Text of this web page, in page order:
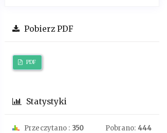
Pobierz PDF
PDF
Statystyki
Przeczytano : 350 Pobrano: 444